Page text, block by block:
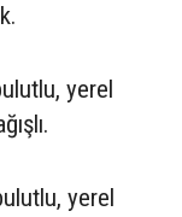
yerel
yerel